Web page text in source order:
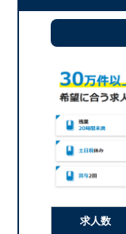
求人数